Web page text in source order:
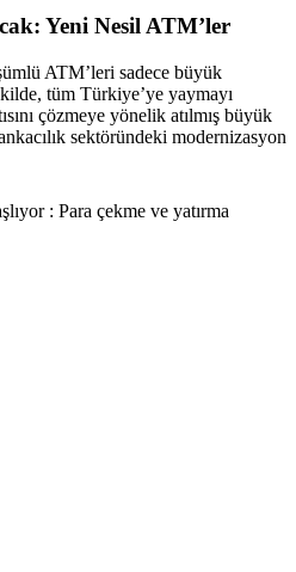
Yeni Nesil ATM’ler
ATM’leri sadece büyük
tüm Türkiye’ye yaymayı
çözmeye yönelik atılmış büyük
sektöründeki modernizasyon
: Para çekme ve yatırma